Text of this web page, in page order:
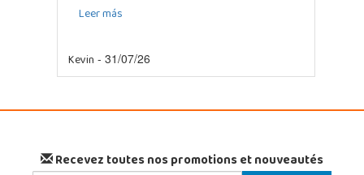
Leer más
Kevin - 31/07/26
Recevez toutes nos promotions et nouveautés